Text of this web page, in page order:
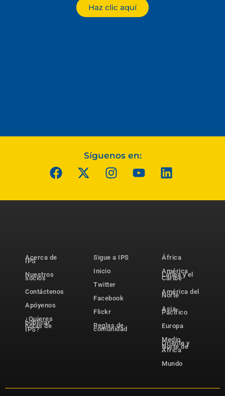
Haz clic aquí
Síguenos en:
Acerca de
IPS
Nuestros
socios
Contáctenos
Apóyenos
¿Quieres
publicar
notas de
IPS?
Sigue a IPS
Inicio
Twitter
Facebook
Flickr
Reglas de
comunidad
África
América
Latina y el
Caribe
América del
Norte
Asia-
Pacífico
Europa
Medio
Oriente y
Norte de
África
Mundo